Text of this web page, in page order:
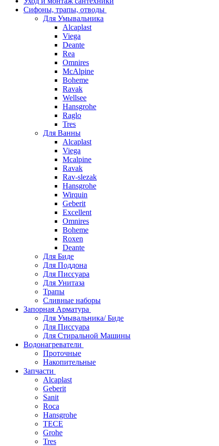
Сифоны, трапы, отводы
Для Умывальника
Alcaplast
Viega
Deante
Rea
Omnires
McAlpine
Boheme
Ravak
Wellsee
Hansgrohe
Raglo
Tres
Для Ванны
Alcaplast
Viega
Mcalpine
Ravak
Rav-slezak
Hansgrohe
Wirquin
Geberit
Excellent
Omnires
Boheme
Roxen
Deante
Для Биде
Для Поддона
Для Писсуара
Для Унитаза
Трапы
Сливные наборы
Запорная Арматура
Для Умывальника/ Биде
Для Писсуара
Для Стиральной Машины
Водонагреватели
Проточные
Накопительные
Запчасти
Alcaplast
Geberit
Sanit
Roca
Hansgrohe
TECE
Grohe
Tres